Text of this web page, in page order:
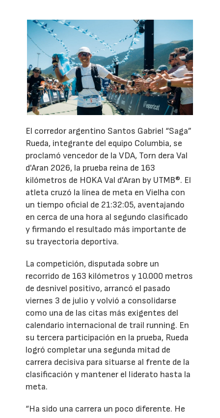
El corredor argentino Santos Gabriel “Saga”
Rueda, integrante del equipo Columbia, se
proclamó vencedor de la VDA, Torn dera Val
d'Aran 2026, la prueba reina de 163
kilómetros de HOKA Val d'Aran by UTMB®. El
atleta cruzó la línea de meta en Vielha con
un tiempo oficial de 21:32:05, aventajando
en cerca de una hora al segundo clasificado
y firmando el resultado más importante de
su trayectoria deportiva.
La competición, disputada sobre un
recorrido de 163 kilómetros y 10.000 metros
de desnivel positivo, arrancó el pasado
viernes 3 de julio y volvió a consolidarse
como una de las citas más exigentes del
calendario internacional de trail running. En
su tercera participación en la prueba, Rueda
logró completar una segunda mitad de
carrera decisiva para situarse al frente de la
clasificación y mantener el liderato hasta la
meta.
“Ha sido una carrera un poco diferente. He